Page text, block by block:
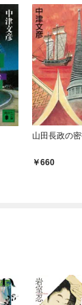
山田長政の
660